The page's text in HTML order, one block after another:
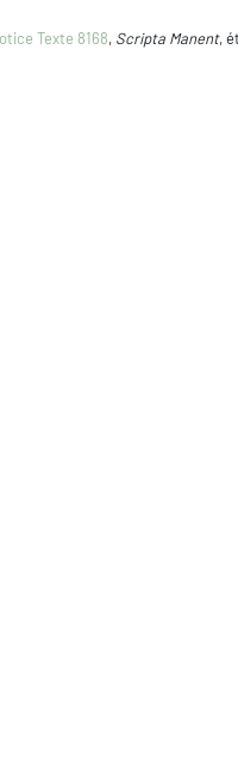
Texte 8168, Scripta Manent,